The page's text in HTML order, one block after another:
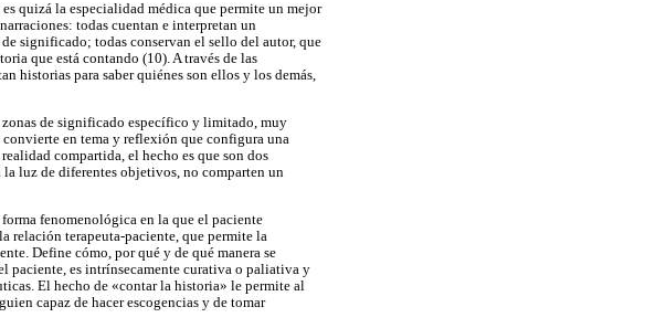
quizá la especialidad médica que permite un mejor
todas cuentan e interpretan un
significado; todas conservan el sello del autor, que
que está contando (10). A través de las
historias para saber quiénes son ellos y los demás,
zonas de significado específico y limitado, muy
en tema y reflexión que configura una
compartida, el hecho es que son dos
luz de diferentes objetivos, no comparten un
fenomenológica en la que el paciente
relación terapeuta-paciente, que permite la
Define cómo, por qué y de qué manera se
paciente, es intrínsecamente curativa o paliativa y
El hecho de «contar la historia» le permite al
capaz de hacer escogencias y de tomar